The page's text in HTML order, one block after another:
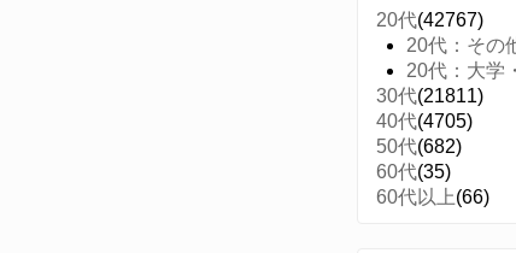
20代(42767)
20代：その
20代：大学
30代(21811)
40代(4705)
50代(682)
60代(35)
60代以上(66)